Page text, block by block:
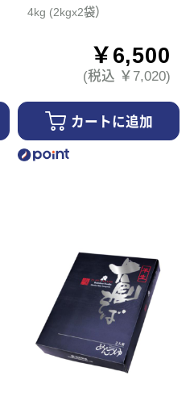
4kg (2kgx2袋）
￥6,500
(税込 ￥7,020)
カートに追加